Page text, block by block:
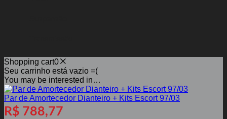
Shopping cart0
Seu carrinho está vazio =(
You may be interested in…
Par de Amortecedor Dianteiro + Kits Escort 97/03
R$ 788,77